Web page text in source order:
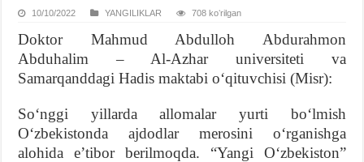
10/10/2022 YANGILIKLAR 708 koʻrilgan
Doktor Mahmud Abdulloh Abdurahmon
Abduhalim – Al-Azhar universiteti va
Samarqanddagi Hadis maktabi oʻqituvchisi (Misr):
Soʻnggi yillarda allomalar yurti boʻlmish
Oʻzbekistonda ajdodlar merosini oʻrganishga
alohida eʼtibor berilmoqda. “Yangi Oʻzbekiston”